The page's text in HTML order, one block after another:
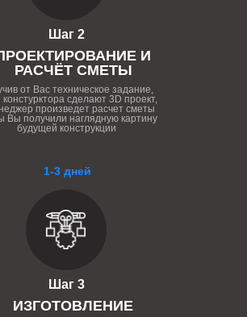
1-3 дней
Шаг 3
ИЗГОТОВЛЕНИЕ
Шаг 2
И
РАСЧЁТ СМЕТЫ
от Вас техническое задание,
сделают 3D проект,
произведет расчет сметы
Вы получили наглядную картину
будущей конструкции